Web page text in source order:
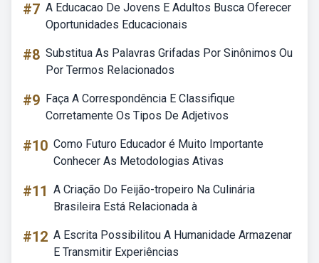
#7 A Educacao De Jovens E Adultos Busca Oferecer
Oportunidades Educacionais
#8 Substitua As Palavras Grifadas Por Sinônimos Ou
Por Termos Relacionados
#9 Faça A Correspondência E Classifique
Corretamente Os Tipos De Adjetivos
#10 Como Futuro Educador é Muito Importante
Conhecer As Metodologias Ativas
#11 A Criação Do Feijão-tropeiro Na Culinária
Brasileira Está Relacionada à
#12 A Escrita Possibilitou A Humanidade Armazenar
E Transmitir Experiências